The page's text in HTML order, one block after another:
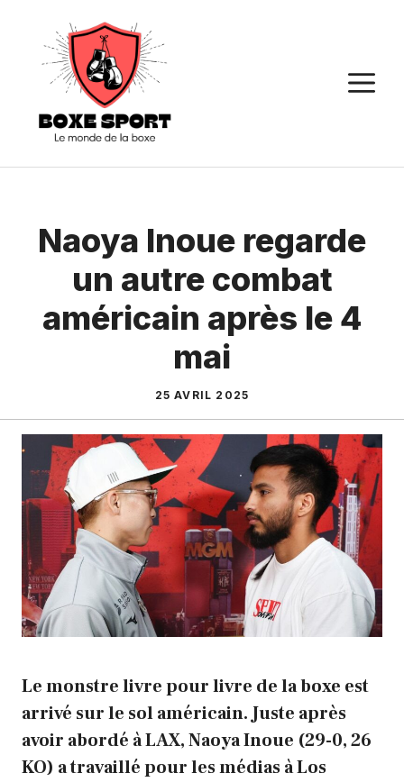
contenu
Naoya Inoue regarde
un autre combat
américain après le 4
mai
25 AVRIL 2025
Le monstre livre pour livre de la boxe est
arrivé sur le sol américain. Juste après
avoir abordé à LAX, Naoya Inoue (29-0, 26
KO) a travaillé pour les médias à Los